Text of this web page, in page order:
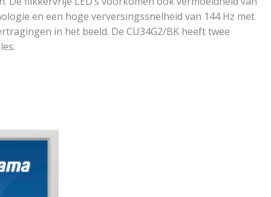
en een hoge verversingssnelheid van 144 Hz met
in het beeld. De CU34G2/BK heeft twee